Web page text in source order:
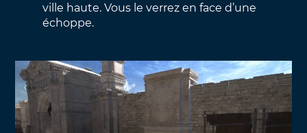
ville haute. Vous le verrez en face d’une
échoppe.